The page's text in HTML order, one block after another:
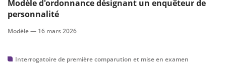
Modèle d'ordonnance désignant un enquêteur de
personnalité
Modèle — 16 mars 2026
Interrogatoire de première comparution et mise en examen